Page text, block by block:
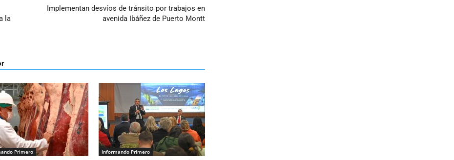
la
Implementan desvíos de tránsito por trabajos en
avenida Ibáñez de Puerto Montt
Primero Informando Primero